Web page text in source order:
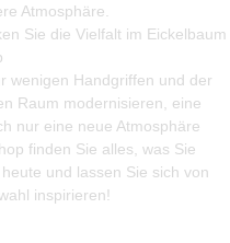
Atmosphäre.
Sie die Vielfalt im Eickelbaum
wenigen Handgriffen und der
Raum modernisieren, eine
nur eine neue Atmosphäre
finden Sie alles, was Sie
und lassen Sie sich von
inspirieren!